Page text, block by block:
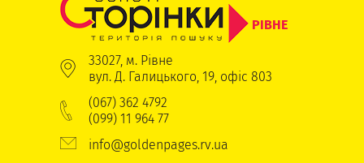
РІВНЕ
33027, м. Рівне
вул. Д. Галицького, 19, офіс 803
(067) 362 4792
(099) 11 964 77
info@goldenpages.rv.ua